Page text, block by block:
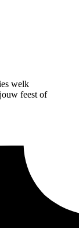
welk
feest of